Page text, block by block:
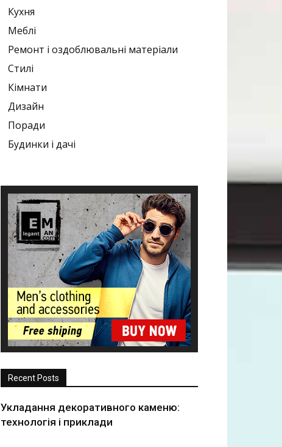
Кухня
Меблі
Ремонт і оздоблювальні матеріали
Стилі
Кімнати
Дизайн
Поради
Будинки і дачі
Recent Posts
Укладання декоративного каменю:
технологія і приклади